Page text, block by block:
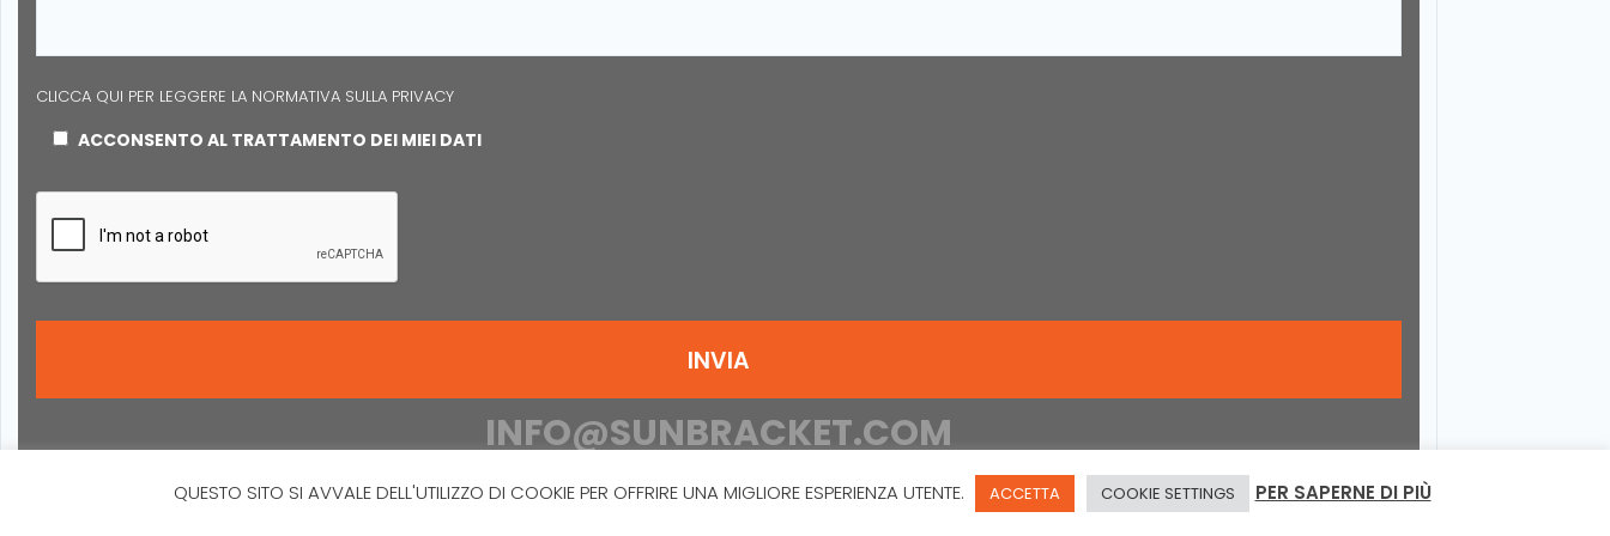
CLICCA QUI PER LEGGERE LA NORMATIVA SULLA PRIVACY
ACCONSENTO AL TRATTAMENTO DEI MIEI DATI
INFO@SUNBRACKET.COM
QUESTO SITO SI AVVALE DELL'UTILIZZO DI COOKIE PER OFFRIRE UNA MIGLIORE ESPERIENZA UTENTE. ACCETTA COOKIE SETTINGS PER SAPERNE DI PIÙ